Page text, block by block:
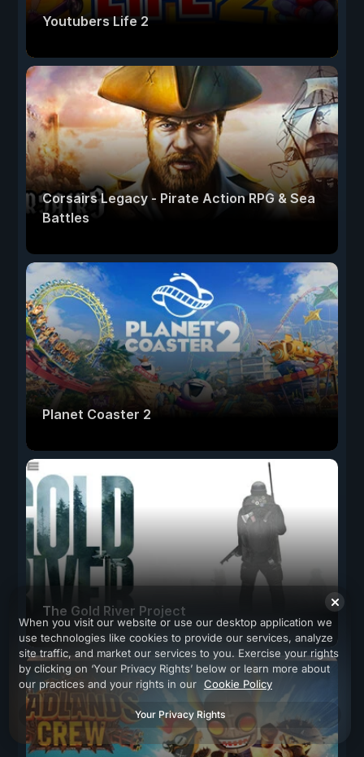
Youtubers Life 2
Corsairs Legacy - Pirate Action RPG & Sea
Battles
Planet Coaster 2
The Gold River Project
When you visit our website or use our desktop application we
use technologies like cookies to provide our services, analyze
site traffic, and market our services to you. Exercise your rights
by clicking on ‘Your Privacy Rights’ below or learn more about
our practices and your rights in our Cookie Policy
Your Privacy Rights